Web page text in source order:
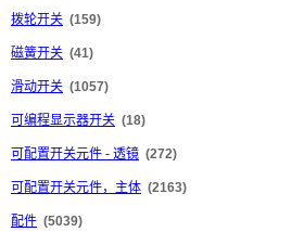
拨轮开关 (159)
磁簧开关 (41)
滑动开关 (1057)
可编程显示器开关 (18)
可配置开关元件 - 透镜 (272)
可配置开关元件，主体 (2163)
配件 (5039)